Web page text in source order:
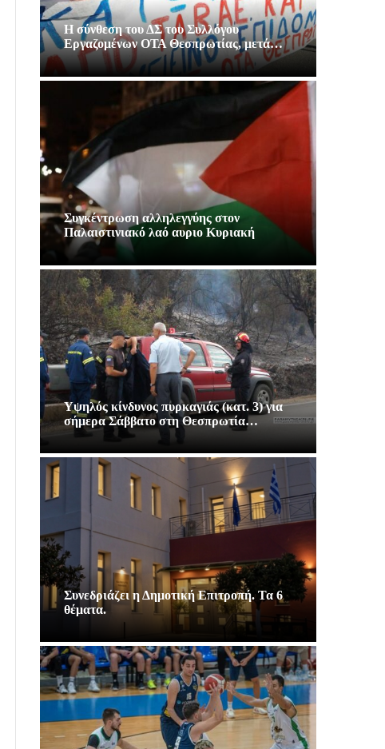
Η σύνθεση του ΔΣ του Συλλόγου
Εργαζομένων ΟΤΑ Θεσπρωτίας, μετά…
Συγκέντρωση αλληλεγγύης στον
Παλαιστινιακό λαό αυριο Κυριακή
Υψηλός κίνδυνος πυρκαγιάς (κατ. 3) για
σήμερα Σάββατο στη Θεσπρωτία…
Συνεδριάζει η Δημοτική Επιτροπή. Τα 6
θέματα.